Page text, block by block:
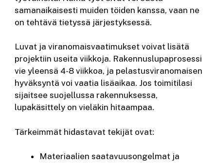
samanaikaisesti muiden töiden kanssa, vaan ne
on tehtävä tietyssä järjestyksessä.
Luvat ja viranomaisvaatimukset voivat lisätä
projektiin useita viikkoja. Rakennuslupaprosessi
vie yleensä 4-8 viikkoa, ja pelastusviranomaisen
hyväksyntä voi vaatia lisäaikaa. Jos toimitilasi
sijaitsee suojellussa rakennuksessa,
lupakäsittely on vieläkin hitaampaa.
Tärkeimmät hidastavat tekijät ovat:
Materiaalien saatavuusongelmat ja